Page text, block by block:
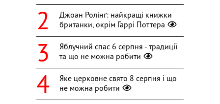
Джоан Ролінґ: найкращі книжки
британки, окрім Гаррі Поттера
Яблучний спас 6 серпня - традиції
та що не можна робити
Яке церковне свято 8 серпня і що
не можна робити